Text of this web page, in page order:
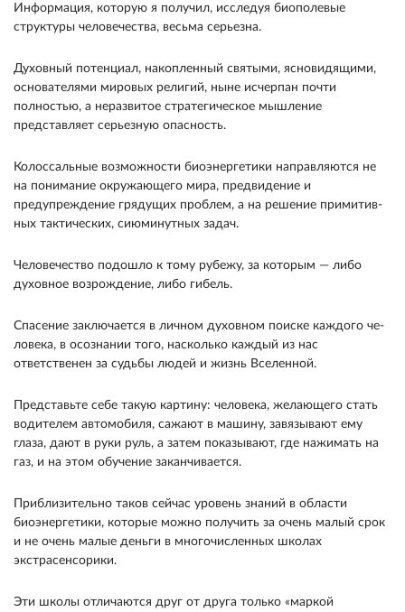
Информация, которую я получил, исследуя биополевые
структуры человечества, весьма серь­езна.
Духовный потенциал, накопленный свя­тыми, ясновидящими,
основателями мировых ре­лигий, ныне исчерпан почти
полностью, а не­развитое стратегическое мышление
представляет серьезную опасность.
Колоссальные возможности биоэнергетики направляются не
на понимание окружающего мира, предвидение и
предупрежде­ние грядущих проблем, а на решение примитив­
ных тактических, сиюминутных задач.
Человече­ство подошло к тому рубежу, за которым — либо
духовное возрождение, либо гибель.
Спасение за­ключается в личном духовном поиске каждого че­
ловека, в осознании того, насколько каждый из нас
ответственен за судьбы людей и жизнь Все­ленной.
Представьте себе такую картину: человека, же­лающего стать
водителем автомобиля, сажают в машину, завязывают ему
глаза, дают в руки руль, а затем показывают, где нажимать на
газ, и на этом обучение заканчивается.
Приблизительно та­ков сейчас уровень знаний в области
биоэнергети­ки, которые можно получить за очень малый срок
и не очень малые деньги в многочисленных шко­лах
экстрасенсорики.
Эти школы отличаются друг от друга только «маркой